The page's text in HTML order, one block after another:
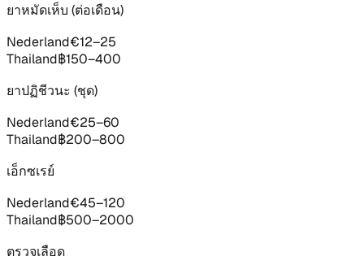
ยาหมัดเห็บ (ต่อเดือน)
Nederland€12–25
Thailand฿150–400
ยาปฏิชีวนะ (ชุด)
Nederland€25–60
Thailand฿200–800
เอ็กซเรย์
Nederland€45–120
Thailand฿500–2000
ตรวจเลือด